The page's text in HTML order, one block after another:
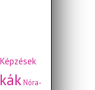
Képzések
Nóra-